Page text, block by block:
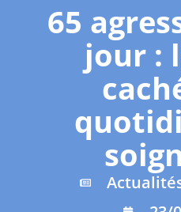
65
jour :